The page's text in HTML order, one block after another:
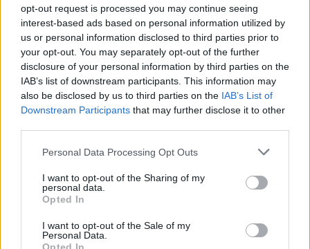
opt-out request is processed you may continue seeing
interest-based ads based on personal information utilized by
us or personal information disclosed to third parties prior to
your opt-out. You may separately opt-out of the further
disclosure of your personal information by third parties on the
IAB’s list of downstream participants. This information may
also be disclosed by us to third parties on the IAB’s List of
Downstream Participants that may further disclose it to other
Personal Data Processing Opt Outs
I want to opt-out of the Sharing of my
personal data.
Opted In
I want to opt-out of the Sale of my
Personal Data.
2026. augusztus 06., csütörtök
közlekedési minisztériumnál van
egy projekt, ami a Duna
vízhozamának növelését segítené
elő